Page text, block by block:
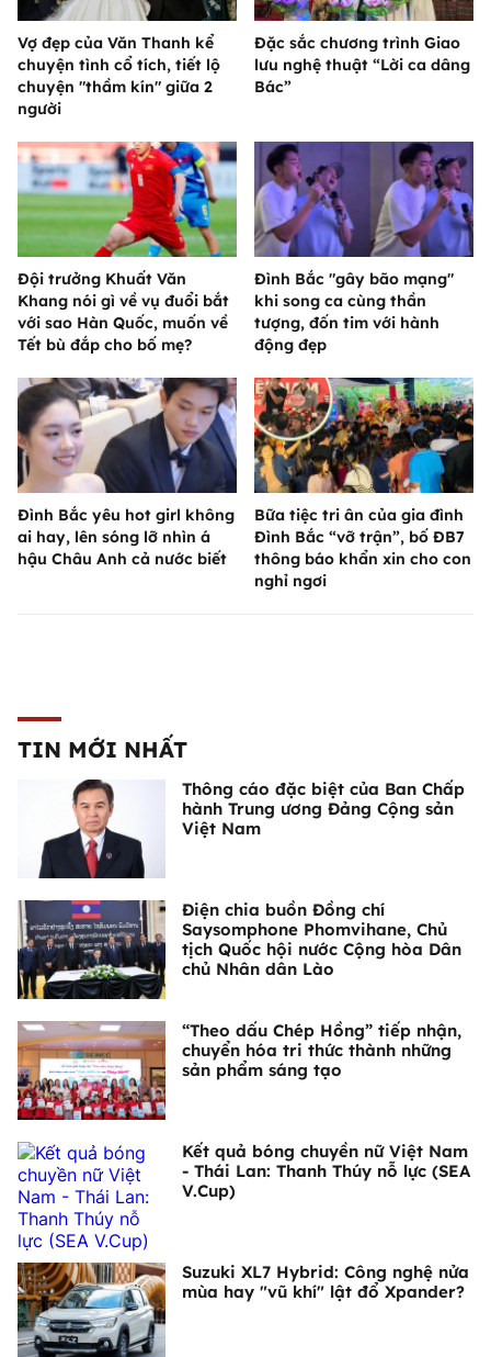
Vợ đẹp của Văn Thanh kể
chuyện tình cổ tích, tiết lộ
chuyện "thầm kín" giữa 2
người
Đặc sắc chương trình Giao
lưu nghệ thuật “Lời ca dâng
Bác”
Đội trưởng Khuất Văn
Khang nói gì về vụ đuổi bắt
với sao Hàn Quốc, muốn về
Tết bù đắp cho bố mẹ?
Đình Bắc "gây bão mạng"
khi song ca cùng thần
tượng, đốn tim với hành
động đẹp
Đình Bắc yêu hot girl không
ai hay, lên sóng lỡ nhìn á
hậu Châu Anh cả nước biết
Bữa tiệc tri ân của gia đình
Đình Bắc “vỡ trận”, bố ĐB7
thông báo khẩn xin cho con
nghỉ ngơi
TIN MỚI NHẤT
Thông cáo đặc biệt của Ban Chấp
hành Trung ương Đảng Cộng sản
Việt Nam
Điện chia buồn Đồng chí
Saysomphone Phomvihane, Chủ
tịch Quốc hội nước Cộng hòa Dân
chủ Nhân dân Lào
“Theo dấu Chép Hồng” tiếp nhận,
chuyển hóa tri thức thành những
sản phẩm sáng tạo
Kết quả bóng chuyền nữ Việt Nam
- Thái Lan: Thanh Thúy nỗ lực (SEA
V.Cup)
Suzuki XL7 Hybrid: Công nghệ nửa
mùa hay "vũ khí" lật đổ Xpander?